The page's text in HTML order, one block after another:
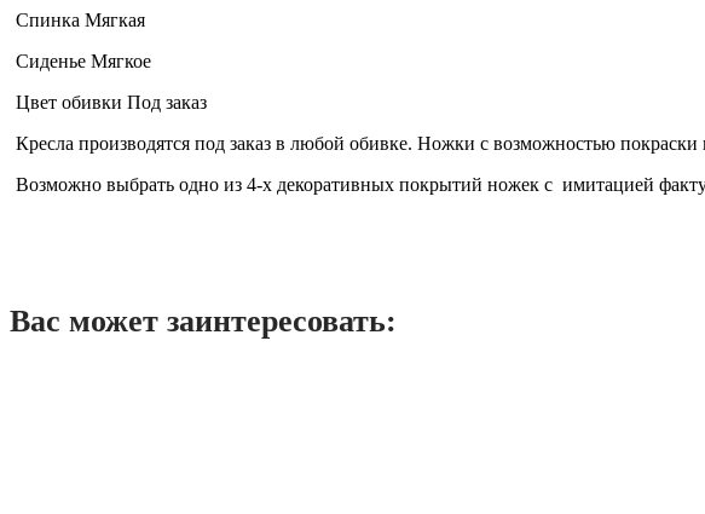
Спинка Мягкая
Сиденье Мягкое
Цвет обивки Под заказ
Кресла производятся под заказ в любой обивке. Ножки с возможностью
Возможно выбрать одно из 4-х декоративных покрытий ножек с имитацией
Вас может заинтересовать: